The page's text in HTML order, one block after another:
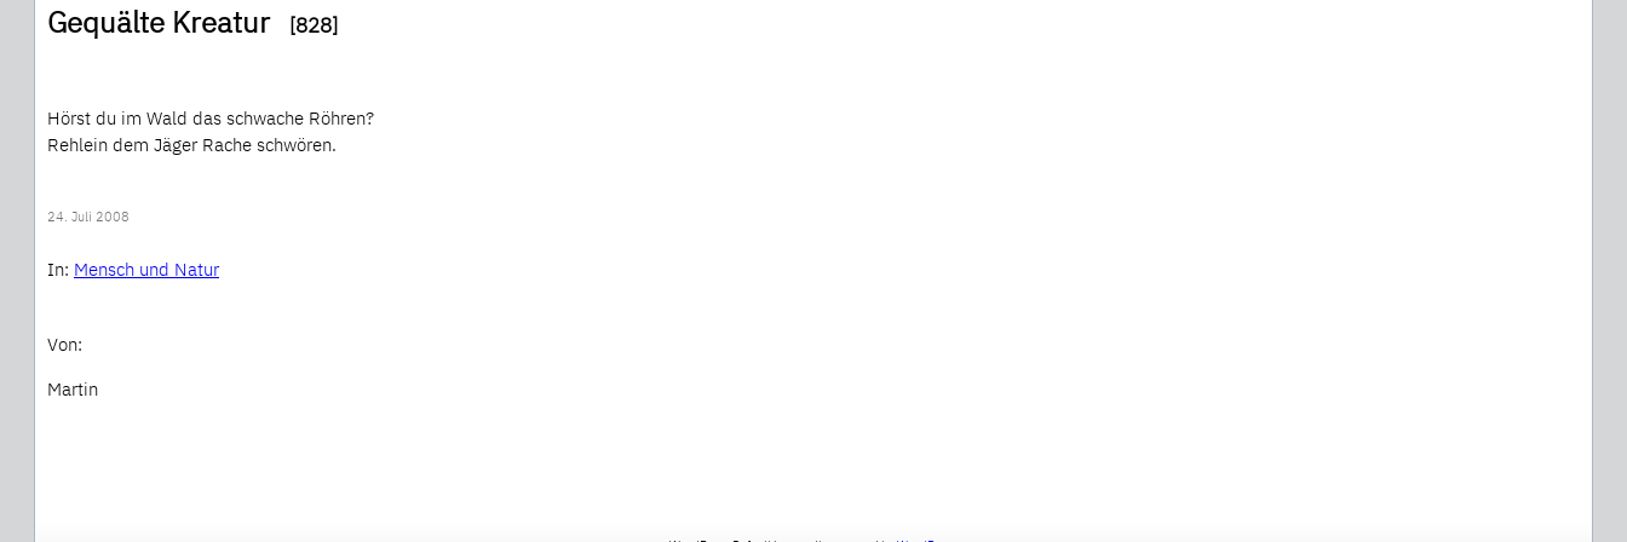
Gequälte Kreatur[828]
Hörst du im Wald das schwache Röhren?
Rehlein dem Jäger Rache schwören.
24. Juli 2008
In: Mensch und Natur
Von:
Martin